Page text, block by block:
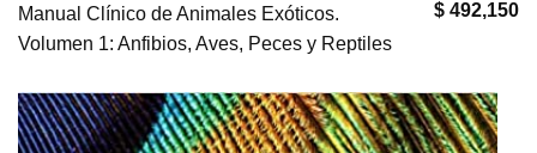
$ 492,150
Manual Clínico de Animales Exóticos.
Volumen 1: Anfibios, Aves, Peces y Reptiles